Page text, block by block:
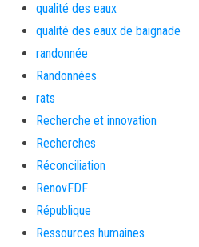
qualité des eaux
qualité des eaux de baignade
randonnée
Randonnées
rats
Recherche et innovation
Recherches
Réconciliation
RenovFDF
République
Ressources humaines